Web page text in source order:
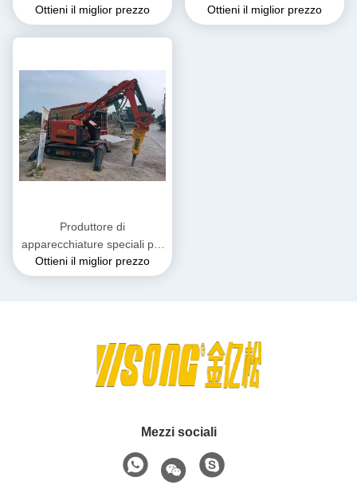
emergenza
Ottieni il miglior prezzo
sgancio per scavo /
frantumazione / afferrazione
Ottieni il miglior prezzo
Produttore di
apparecchiature speciali per
robot di emergenza Robot di
demolizione
Ottieni il miglior prezzo
Mezzi sociali